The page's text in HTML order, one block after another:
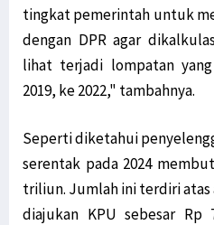
tingkat pemerintah untuk
dengan DPR agar
lihat terjadi lompatan
2019, ke 2022," tambahnya.
Seperti diketahui
serentak pada 2024
triliun. Jumlah ini terdiri atas
diajukan KPU sebesar Rp